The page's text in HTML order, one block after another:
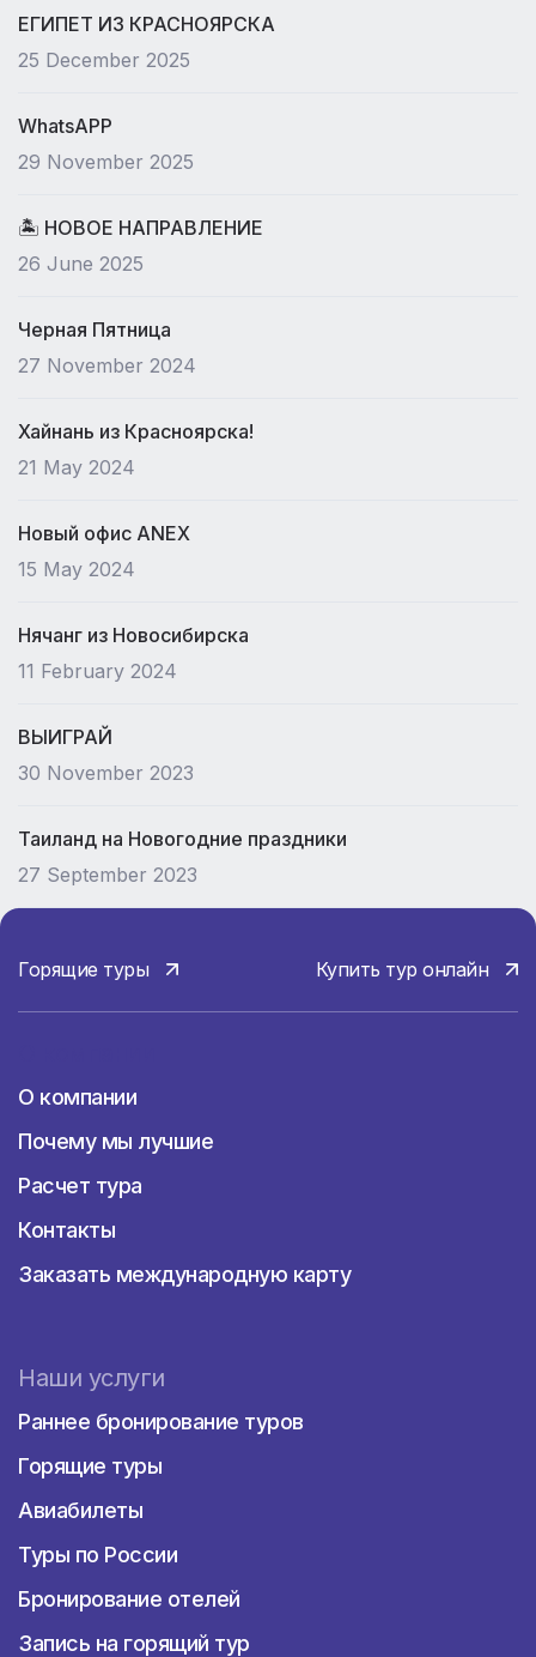
ЕГИПЕТ ИЗ КРАСНОЯРСКА
25 December 2025
WhatsAPP
29 November 2025
🏝 НОВОЕ НАПРАВЛЕНИЕ
26 June 2025
Черная Пятница
27 November 2024
Хайнань из Красноярска!
21 May 2024
Новый офис ANEX
15 May 2024
Нячанг из Новосибирска
11 February 2024
ВЫИГРАЙ
30 November 2023
Таиланд на Новогодние праздники
27 September 2023
Горящие туры Купить тур онлайн
О компании
Почему мы лучшие
Расчет тура
Контакты
Заказать международную карту
Наши услуги
Раннее бронирование туров
Горящие туры
Авиабилеты
Туры по России
Бронирование отелей
Запись на горящий тур